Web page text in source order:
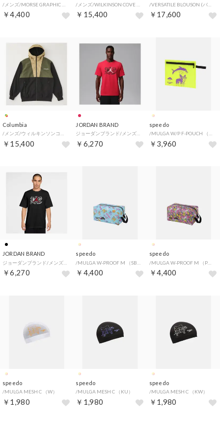
￥4,400 ￥15,400
/VERSATILE BLOUSON (バーサタイルブルゾン) （AG）
￥17,600
Columbia
￥15,400
JORDAN BRAND
￥6,270
speedo
￥3,960
JORDAN BRAND
￥6,270
speedo
￥4,400
speedo
/MULGA W-PROOF M （PN）
￥4,400
speedo
/MULGA MESH C （W）
￥1,980
speedo
/MULGA MESH C （KU）
￥1,980
speedo
/MULGA MESH C （KW）
￥1,980